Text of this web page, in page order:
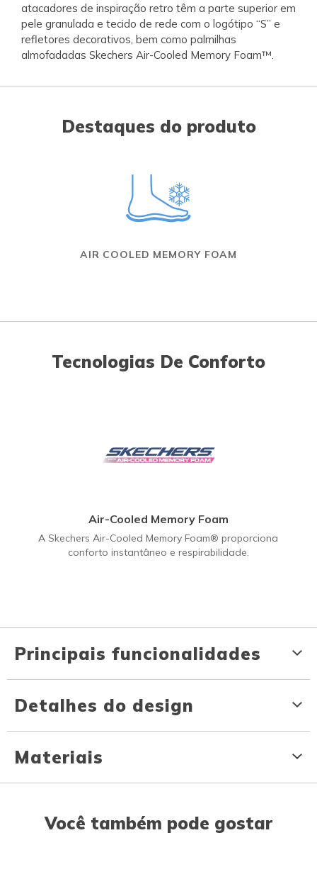
atacadores de inspiração retro têm a parte superior em
pele granulada e tecido de rede com o logótipo “S” e
refletores decorativos, bem como palmilhas
almofadadas Skechers Air-Cooled Memory Foam™.
Destaques do produto
AIR COOLED MEMORY FOAM
Tecnologias De Conforto
Air-Cooled Memory Foam
A Skechers Air-Cooled Memory Foam® proporciona
conforto instantâneo e respirabilidade.
Principais funcionalidades
Detalhes do design
Materiais
Você também pode gostar